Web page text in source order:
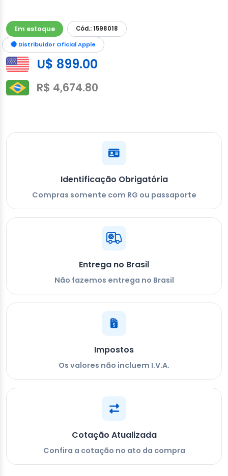
Em estoque
Cód.: 1598018
Distribuidor Oficial Apple
U$ 899.00
R$ 4,674.80
Identificação Obrigatória
Compras somente com RG ou passaporte
Entrega no Brasil
Não fazemos entrega no Brasil
Impostos
Os valores não incluem I.V.A.
Cotação Atualizada
Confira a cotação no ato da compra